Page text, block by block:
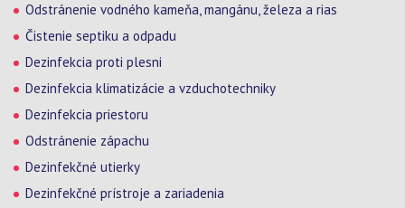
Odstránenie vodného kameňa, mangánu, železa a rias
Čistenie septiku a odpadu
Dezinfekcia proti plesni
Dezinfekcia klimatizácie a vzduchotechniky
Dezinfekcia priestoru
Odstránenie zápachu
Dezinfekčné utierky
Dezinfekčné prístroje a zariadenia